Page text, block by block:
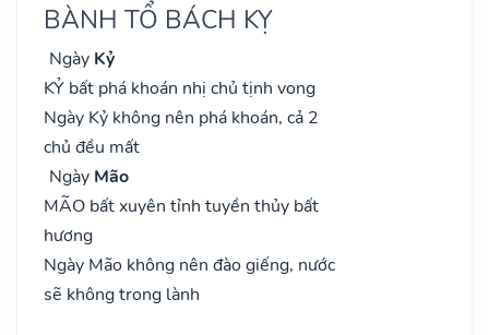
BÀNH TỔ BÁCH KỴ
Ngày Kỷ
KỶ bất phá khoán nhị chủ tịnh vong
Ngày Kỷ không nên phá khoán, cả 2
chủ đều mất
Ngày Mão
MÃO bất xuyên tỉnh tuyền thủy bất
hương
Ngày Mão không nên đào giếng, nước
sẽ không trong lành